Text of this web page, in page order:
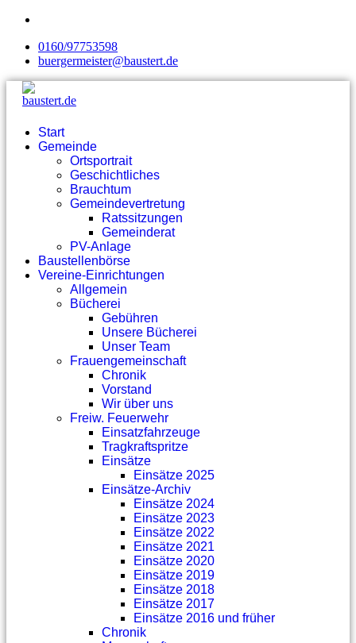
0160/97753598
buergermeister@baustert.de
Start
Gemeinde
Ortsportrait
Geschichtliches
Brauchtum
Gemeindevertretung
Ratssitzungen
Gemeinderat
PV-Anlage
Baustellenbörse
Vereine-Einrichtungen
Allgemein
Bücherei
Gebühren
Unsere Bücherei
Unser Team
Frauengemeinschaft
Chronik
Vorstand
Wir über uns
Freiw. Feuerwehr
Einsatzfahrzeuge
Tragkraftspritze
Einsätze
Einsätze 2025
Einsätze-Archiv
Einsätze 2024
Einsätze 2023
Einsätze 2022
Einsätze 2021
Einsätze 2020
Einsätze 2019
Einsätze 2018
Einsätze 2017
Einsätze 2016 und früher
Chronik